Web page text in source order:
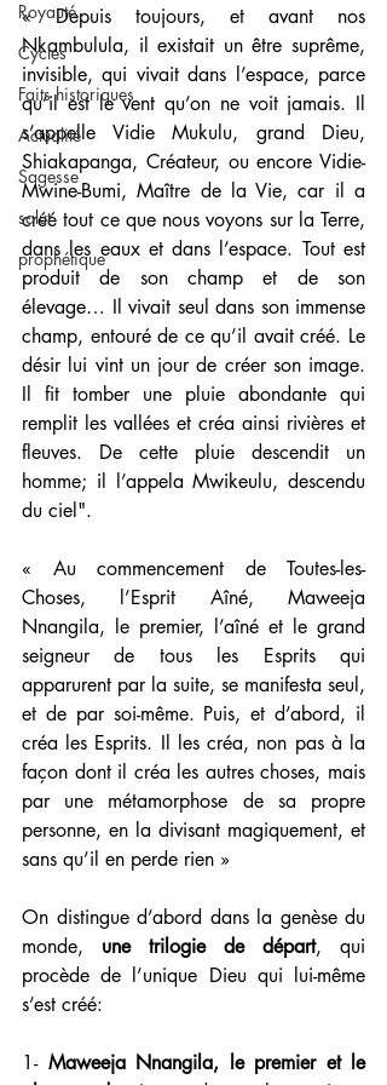
Royauté
Cycles
Faits historiques
Actualité
Sagesse
salut
prophétique
« Depuis toujours, et avant nos
Nkambulula, il existait un être suprême,
invisible, qui vivait dans l’espace, parce
qu’il est le vent qu’on ne voit jamais. Il
s’appelle Vidie Mukulu, grand Dieu,
Shiakapanga, Créateur, ou encore Vidie-
Mwine-Bumi, Maître de la Vie, car il a
créé tout ce que nous voyons sur la Terre,
dans les eaux et dans l’espace. Tout est
produit de son champ et de son
élevage… Il vivait seul dans son immense
champ, entouré de ce qu’il avait créé. Le
désir lui vint un jour de créer son image.
Il fit tomber une pluie abondante qui
remplit les vallées et créa ainsi rivières et
fleuves. De cette pluie descendit un
homme; il l’appela Mwikeulu, descendu
du ciel".
« Au commencement de Toutes-les-
Choses, l’Esprit Aîné, Maweeja
Nnangila, le premier, l’aîné et le grand
seigneur de tous les Esprits qui
apparurent par la suite, se manifesta seul,
et de par soi-même. Puis, et d’abord, il
créa les Esprits. Il les créa, non pas à la
façon dont il créa les autres choses, mais
par une métamorphose de sa propre
personne, en la divisant magiquement, et
sans qu’il en perde rien »
On distingue d’abord dans la genèse du
monde, une trilogie de départ, qui
procède de l’unique Dieu qui lui-même
s’est créé:
1- Maweeja Nnangila, le premier et le